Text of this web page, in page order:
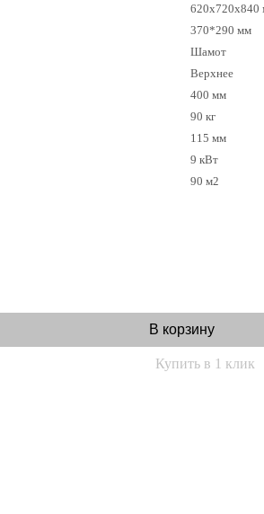
620х720х840
370*290 мм
Шамот
Верхнее
400 мм
90 кг
115 мм
9 кВт
90 м2
В корзину
Купить в 1 клик